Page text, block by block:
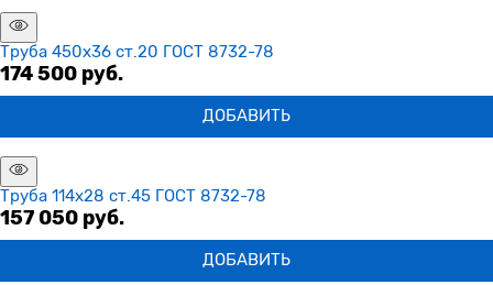
Труба 450х36 ст.20 ГОСТ 8732-78
174 500 руб.
ДОБАВИТЬ
Труба 114х28 ст.45 ГОСТ 8732-78
157 050 руб.
ДОБАВИТЬ